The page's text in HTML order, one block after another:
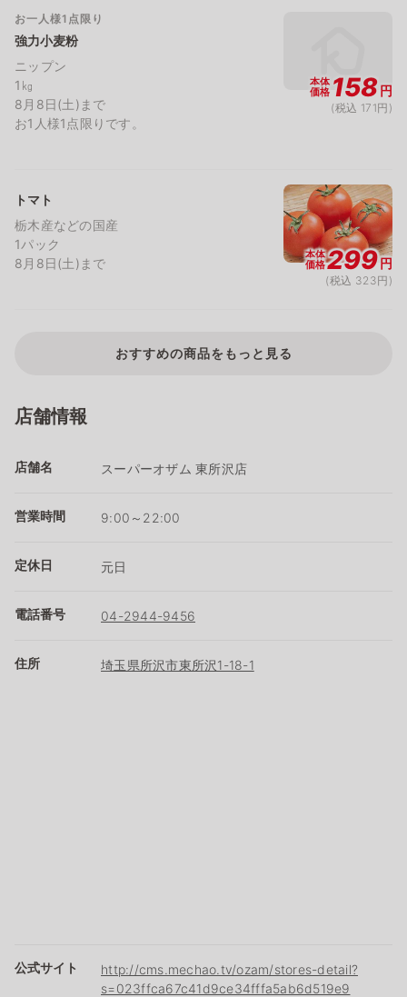
お一人様1点限り
強力小麦粉
ニップン
1㎏
8月8日(土)まで
お1人様1点限りです。
本体
価格 158円
(税込 171円)
トマト
栃木産などの国産
1パック
8月8日(土)まで
本体
価格299円
(税込 323円)
おすすめの商品をもっと見る
店舗情報
店舗名 スーパーオザム 東所沢店
営業時間 9:00～22:00
定休日 元日
電話番号 04-2944-9456
住所 埼玉県所沢市東所沢1-18-1
公式サイト
http://cms.mechao.tv/ozam/stores-detail?
s=023ffca67c41d9ce34fffa5ab6d519e9